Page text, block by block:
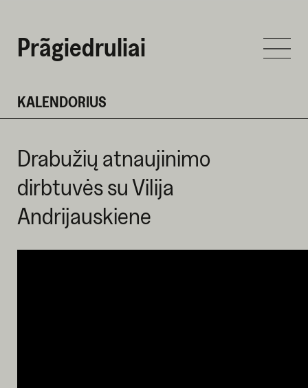
Prãgiedruliai
KALENDORIUS
Drabužių atnaujinimo
dirbtuvės su Vilija
Andrijauskiene